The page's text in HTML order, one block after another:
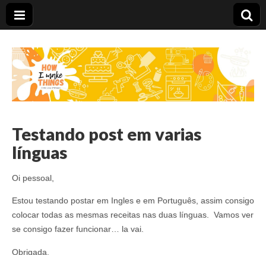
Carolina Stefano
Testando post em varias
línguas
Oi pessoal,
Estou testando postar em Ingles e em Português, assim consigo
colocar todas as mesmas receitas nas duas línguas. Vamos ver
se consigo fazer funcionar… la vai.
Obrigada.